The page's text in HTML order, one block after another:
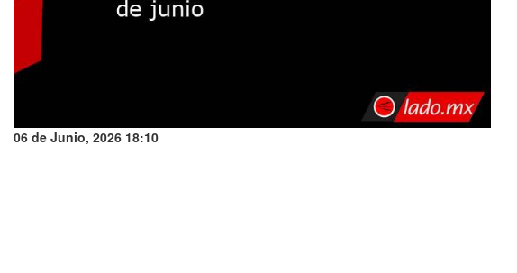
06 de Junio, 2026 18:10